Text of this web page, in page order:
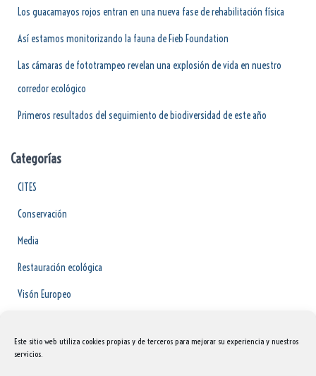
Este sitio web utiliza cookies propias y de terceros para mejorar su experiencia y nuestros
servicios.
Los guacamayos rojos entran en una nueva fase de rehabilitación física
Así estamos monitorizando la fauna de Fieb Foundation
Las cámaras de fototrampeo revelan una explosión de vida en nuestro
corredor ecológico
Primeros resultados del seguimiento de biodiversidad de este año
Categorías
CITES
Conservación
Media
Restauración ecológica
Visón Europeo